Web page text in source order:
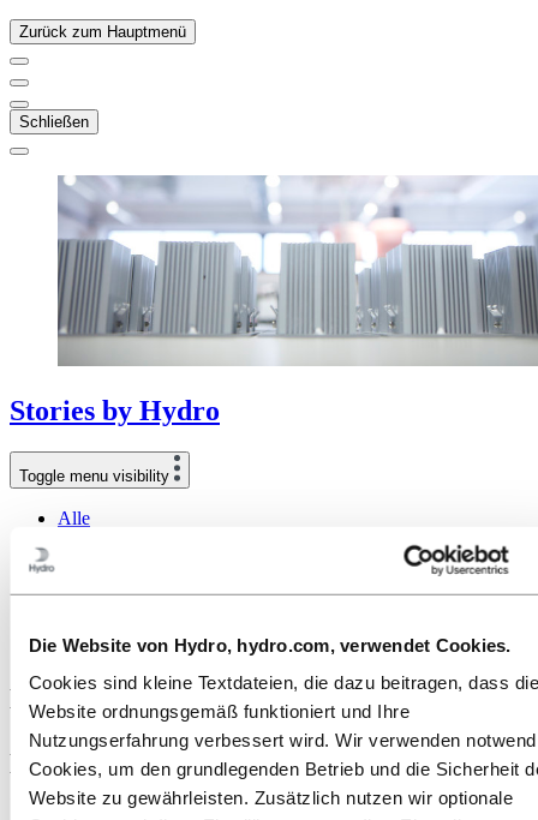
Die Website von Hydro, hydro.com, verwendet Cookies.
Cookies sind kleine Textdateien, die dazu beitragen, dass die
Website ordnungsgemäß funktioniert und Ihre
Nutzungserfahrung verbessert wird. Wir verwenden
Cookies, um den grundlegenden Betrieb und die Sicherheit
Website zu gewährleisten. Zusätzlich nutzen wir optionale
Zurück zum Hauptmenü
Schließen
Stories by Hydro
Toggle menu visibility
Alle
Energie
Hydro Low-Carbon Aluminium reduziert
CO2-Emissionen um 56% für die
Herstellung von linearen LED-Lösungen
der LUMITECH Gruppe